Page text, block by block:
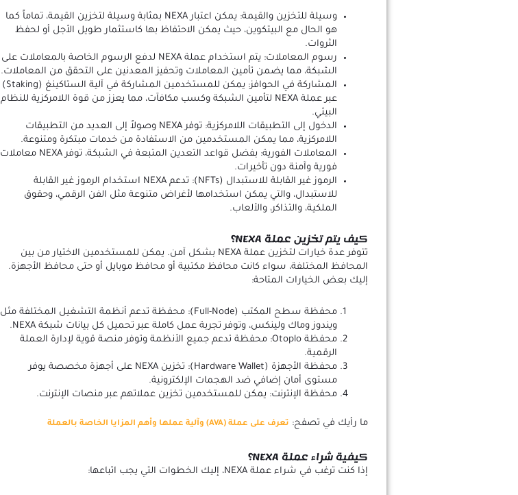
وسيلة للتخزين والقيمة: يمكن اعتبار NEXA بمثابة وسيلة لتخزين القيمة، تماماً كما
هو الحال مع البيتكوين، حيث يمكن الاحتفاظ بها كاستثمار طويل الأجل أو لحفظ
الثروات.
رسوم المعاملات: يتم استخدام عملة NEXA لدفع الرسوم الخاصة بالمعاملات على
الشبكة، مما يضمن تأمين المعاملات وتحفيز المعدنين على التحقق من المعاملات.
المشاركة في الحوافز: يمكن للمستخدمين المشاركة في آلية الستاكينغ (Staking)
عبر عملة NEXA لتأمين الشبكة وكسب مكافآت، مما يعزز من قوة اللامركزية للنظام
البيئي.
الدخول إلى التطبيقات اللامركزية: توفر NEXA وصولاً إلى العديد من التطبيقات
اللامركزية، مما يمكن المستخدمين من الاستفادة من خدمات مبتكرة ومتنوعة.
المعاملات الفورية: بفضل قواعد التعدين المتبعة في الشبكة، توفر NEXA معاملات
فورية وآمنة دون تأخيرات.
الرموز غير القابلة للاستبدال (NFTs): تدعم NEXA استخدام الرموز غير القابلة
للاستبدال، والتي يمكن استخدامها لأغراض متنوعة مثل الفن الرقمي، وحقوق
الملكية، والتذاكر، والألعاب.
كيف يتم تخزين عملة NEXA؟
تتوفر عدة خيارات لتخزين عملة NEXA بشكل آمن. يمكن للمستخدمين الاختيار من بين
المحافظ المختلفة، سواء كانت محافظ مكتبية أو محافظ موبايل أو حتى محافظ الأجهزة.
إليك بعض الخيارات المتاحة:
محفظة سطح المكتب (Full-Node): محفظة تدعم أنظمة التشغيل المختلفة مثل
ويندوز وماك ولينكس، وتوفر تجربة عمل كاملة عبر تحميل كل بيانات شبكة NEXA.
محفظة Otoplo: محفظة تدعم جميع الأنظمة وتوفر منصة قوية لإدارة العملة
الرقمية.
محفظة الأجهزة (Hardware Wallet): تخزين NEXA على أجهزة مخصصة يوفر
مستوى أمان إضافي ضد الهجمات الإلكترونية.
محفظة الإنترنت: يمكن للمستخدمين تخزين عملاتهم عبر منصات الإنترنت.
ما رأيك في تصفح: تعرف على عملة (AVA) وآلية عملها وأهم المزايا الخاصة بالعملة
كيفية شراء عملة NEXA؟
إذا كنت ترغب في شراء عملة NEXA، إليك الخطوات التي يجب اتباعها: